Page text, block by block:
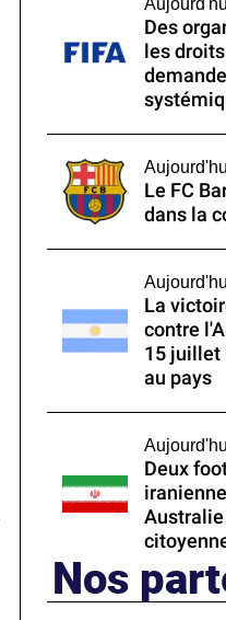
Des
les
Le FC
dans la
La
contre
15 juillet
au pays
Deux
Nos